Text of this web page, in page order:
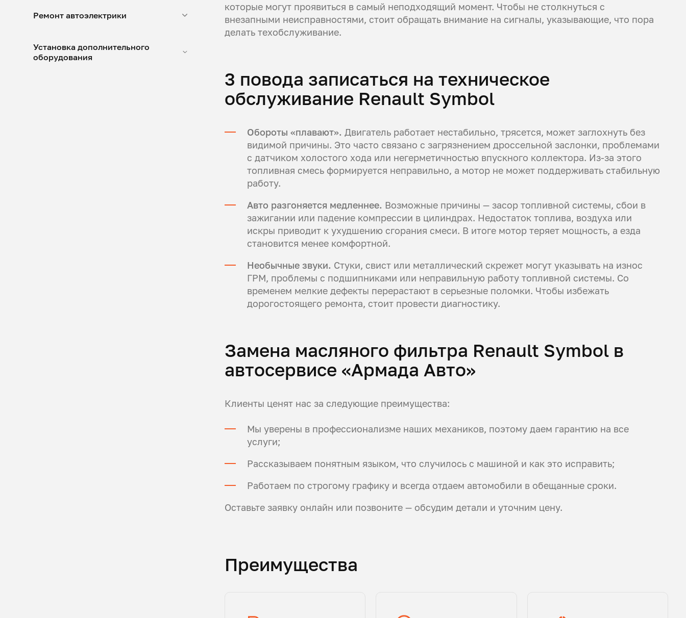
Ремонт автоэлектрики
Установка дополнительного
оборудования
которые могут проявиться в самый неподходящий момент. Чтобы не столкнуться с
внезапными неисправностями, стоит обращать внимание на сигналы, указывающие, что пора
делать техобслуживание.
3 повода записаться на техническое
обслуживание Renault Symbol
Обороты «плавают». Двигатель работает нестабильно, трясется, может заглохнуть без
видимой причины. Это часто связано с загрязнением дроссельной заслонки, проблемами
с датчиком холостого хода или негерметичностью впускного коллектора. Из-за этого
топливная смесь формируется неправильно, а мотор не может поддерживать стабильную
работу.
Авто разгоняется медленнее. Возможные причины — засор топливной системы, сбои в
зажигании или падение компрессии в цилиндрах. Недостаток топлива, воздуха или
искры приводит к ухудшению сгорания смеси. В итоге мотор теряет мощность, а езда
становится менее комфортной.
Необычные звуки. Стуки, свист или металлический скрежет могут указывать на износ
ГРМ, проблемы с подшипниками или неправильную работу топливной системы. Со
временем мелкие дефекты перерастают в серьезные поломки. Чтобы избежать
дорогостоящего ремонта, стоит провести диагностику.
Замена масляного фильтра Renault Symbol в
автосервисе «Армада Авто»
Клиенты ценят нас за следующие преимущества:
Мы уверены в профессионализме наших механиков, поэтому даем гарантию на все
услуги;
Рассказываем понятным языком, что случилось с машиной и как это исправить;
Работаем по строгому графику и всегда отдаем автомобили в обещанные сроки.
Оставьте заявку онлайн или позвоните — обсудим детали и уточним цену.
Преимущества